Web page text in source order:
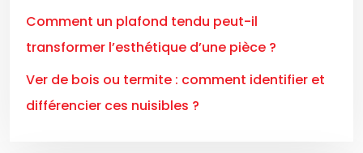
Comment un plafond tendu peut-il
transformer l’esthétique d’une pièce ?
Ver de bois ou termite : comment identifier et
différencier ces nuisibles ?